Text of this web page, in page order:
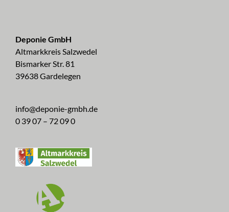
Deponie GmbH
Altmarkkreis Salzwedel
Bismarker Str. 81
39638 Gardelegen
info@deponie-gmbh.de
0 39 07 – 72 09 0